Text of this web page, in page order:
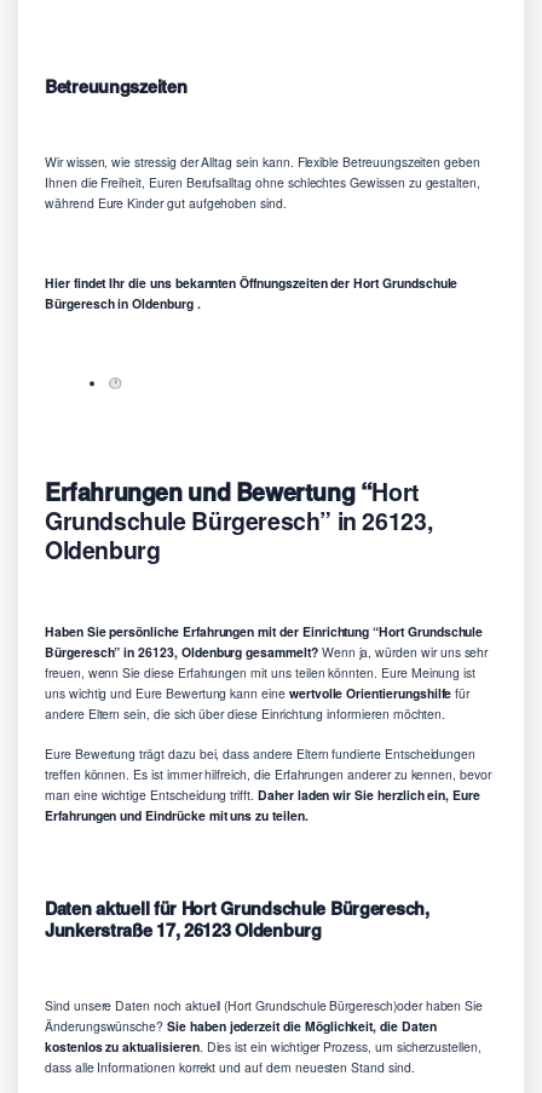
Betreuungszeiten
Wir wissen, wie stressig der Alltag sein kann. Flexible Betreuungszeiten geben
Ihnen die Freiheit, Euren Berufsalltag ohne schlechtes Gewissen zu gestalten,
während Eure Kinder gut aufgehoben sind.
Hier findet Ihr die uns bekannten Öffnungszeiten der Hort Grundschule
Bürgeresch in Oldenburg .
Erfahrungen und Bewertung “Hort
Grundschule Bürgeresch” in 26123,
Oldenburg
Haben Sie persönliche Erfahrungen mit der Einrichtung “Hort Grundschule
Bürgeresch” in 26123, Oldenburg gesammelt?Wenn ja, würden wir uns sehr
freuen, wenn Sie diese Erfahrungen mit uns teilen könnten. Eure Meinung ist
uns wichtig und Eure Bewertung kann eine wertvolle Orientierungshilfe für
andere Eltern sein, die sich über diese Einrichtung informieren möchten.
Eure Bewertung trägt dazu bei, dass andere Eltern fundierte Entscheidungen
treffen können. Es ist immer hilfreich, die Erfahrungen anderer zu kennen, bevor
man eine wichtige Entscheidung trifft. Daher laden wir Sie herzlich ein, Eure
Erfahrungen und Eindrücke mit uns zu teilen.
Daten aktuell für Hort Grundschule Bürgeresch,
Junkerstraße 17, 26123 Oldenburg
Sind unsere Daten noch aktuell (Hort Grundschule Bürgeresch)oder haben Sie
Änderungswünsche?Sie haben jederzeit die Möglichkeit, die Daten
kostenlos zu aktualisieren. Dies ist ein wichtiger Prozess, um sicherzustellen,
dass alle Informationen korrekt und auf dem neuesten Stand sind.